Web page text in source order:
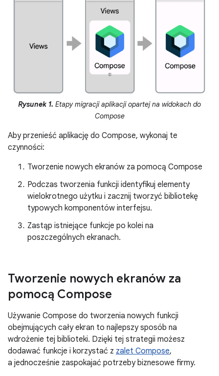
Rysunek 1. Etapy migracji aplikacji opartej na widokach do
Compose
Aby przenieść aplikację do Compose, wykonaj te
czynności:
Tworzenie nowych ekranów za pomocą Compose
Podczas tworzenia funkcji identyfikuj elementy
wielokrotnego użytku i zacznij tworzyć bibliotekę
typowych komponentów interfejsu.
Zastąp istniejące funkcje po kolei na
poszczególnych ekranach.
Tworzenie nowych ekranów za
pomocą Compose
Używanie Compose do tworzenia nowych funkcji
obejmujących cały ekran to najlepszy sposób na
wdrożenie tej biblioteki. Dzięki tej strategii możesz
dodawać funkcje i korzystać z zalet Compose,
a jednocześnie zaspokajać potrzeby biznesowe firmy.